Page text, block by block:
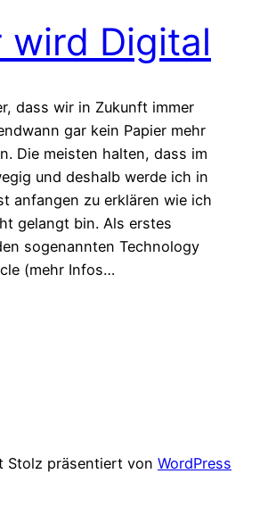
wird Digital
dass wir in Zukunft immer
gar kein Papier mehr
Die meisten halten, dass im
und deshalb werde ich in
anfangen zu erklären wie ich
gelangt bin. Als erstes
sogenannten Technology
(mehr Infos…
Stolz präsentiert von WordPress